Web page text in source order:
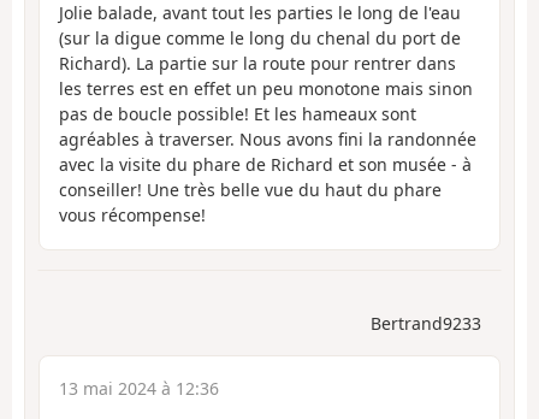
Jolie balade, avant tout les parties le long de l'eau
(sur la digue comme le long du chenal du port de
Richard). La partie sur la route pour rentrer dans
les terres est en effet un peu monotone mais sinon
pas de boucle possible! Et les hameaux sont
agréables à traverser. Nous avons fini la randonnée
avec la visite du phare de Richard et son musée - à
conseiller! Une très belle vue du haut du phare
vous récompense!
Bertrand9233
13 mai 2024 à 12:36